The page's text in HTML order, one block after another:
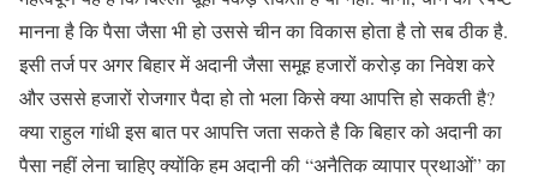
मानना है कि पैसा जैसा भी हो उससे चीन का विकास होता है तो सब ठीक है.
इसी तर्ज पर अगर बिहार में अदानी जैसा समूह हजारों करोड़ का निवेश करे
और उससे हजारों रोजगार पैदा हो तो भला किसे क्या आपत्ति हो सकती है?
क्या राहुल गांधी इस बात पर आपत्ति जता सकते है कि बिहार को अदानी का
पैसा नहीं लेना चाहिए क्योंकि हम अदानी की “अनैतिक व्यापार प्रथाओं” का